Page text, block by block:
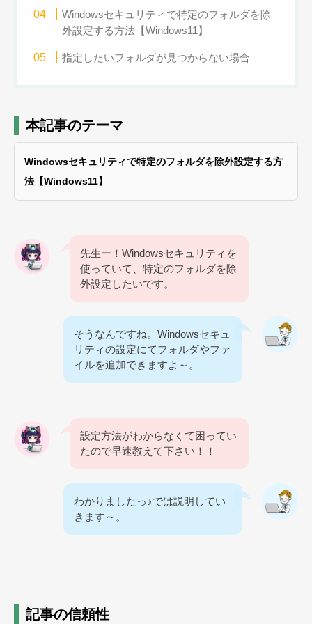
Windowsセキュリティで特定のフォルダを除
外設定する方法【Windows11】
指定したいフォルダが見つからない場合
本記事のテーマ
Windowsセキュリティで特定のフォルダを除外設定する方
法【Windows11】
先生ー！Windowsセキュリティを
使っていて、特定のフォルダを除
外設定したいです。
そうなんですね。Windowsセキュ
リティの設定にてフォルダやファ
イルを追加できますよ～。
設定方法がわからなくて困ってい
たので早速教えて下さい！！
わかりましたっ♪では説明してい
きます～。
記事の信頼性